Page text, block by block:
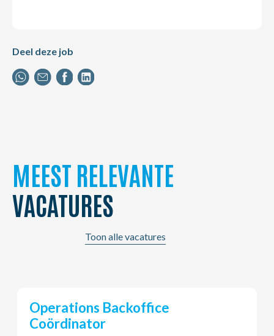
Deel deze job
MEEST RELEVANTE
VACATURES
Toon alle vacatures
Young Potential Planner